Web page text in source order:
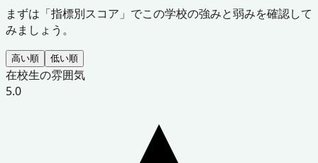
まずは「指標別スコア」でこの学校の強みと弱みを確認して
みましょう。
高い順 低い順
在校生の雰囲気
5.0